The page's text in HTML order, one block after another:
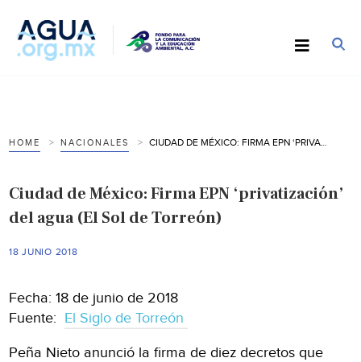
HOME NACIONALES CIUDAD DE MÉXICO: FIRMA EPN ‘PRIVATIZACIÓN’ DEL AGUA (EL SOL DE TORREÓN)
Ciudad de México: Firma EPN ‘privatización’
del agua (El Sol de Torreón)
18 JUNIO 2018
Fecha: 18 de junio de 2018
Fuente: El Siglo de Torreón
Peña Nieto anunció la firma de diez decretos que